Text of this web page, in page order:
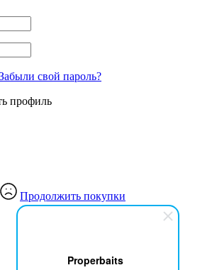
Properbaits
свой пароль?
профиль
Продолжить покупки